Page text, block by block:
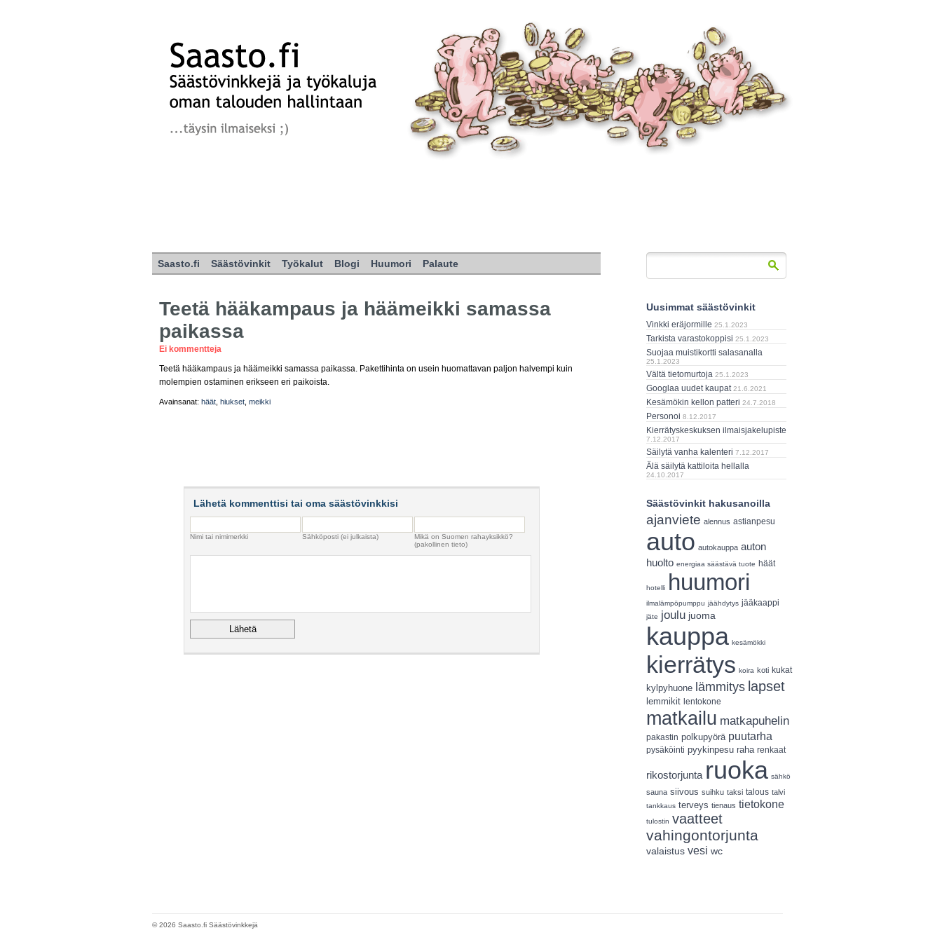
Saasto.fi Säästövinkit Työkalut Blogi Huumori Palaute
Teetä hääkampaus ja häämeikki samassa
paikassa
Ei kommentteja
Teetä hääkampaus ja häämeikki samassa paikassa. Pakettihinta on usein huomattavan paljon halvempi kuin
molempien ostaminen erikseen eri paikoista.
Avainsanat: häät hiukset meikki
Lähetä kommenttisi tai oma säästövinkkisi
Nimi tai nimimerkki Sähköposti (ei julkaista)
Mikä on Suomen rahayksikkö?
(pakollinen tieto)
Uusimmat säästövinkit
Vinkki eräjormille 25.1.2023
Tarkista varastokoppisi 25.1.2023
Suojaa muistikortti salasanalla
25.1.2023
Vältä tietomurtoja 25.1.2023
Googlaa uudet kaupat 21.6.2021
Kesämökin kellon patteri 24.7.2018
Personoi 8.12.2017
Kierrätyskeskuksen ilmaisjakelupiste
7.12.2017
Säilytä vanha kalenteri 7.12.2017
Älä säilytä kattiloita hellalla
24.10.2017
Säästövinkit hakusanoilla
ajanviete alennus astianpesu
auto autokauppa auton
huolto energiaa säästävä tuote häät
hotelli huumori
ilmalämpöpumppu jäähdytys jääkaappi
jäte joulu juoma
kauppa kesämökki
kierrätys koira koti kukat
kylpyhuone lämmitys lapset
lemmikit lentokone
matkailu matkapuhelin
pakastin polkupyörä puutarha
pysäköinti pyykinpesu raha renkaat
rikostorjunta ruoka sähkö
sauna siivous suihku taksi talous talvi
tankkaus terveys tienaus tietokone
tulostin vaatteet
vahingontorjunta
valaistus vesi wc
© 2026 Saasto.fi Säästövinkkejä